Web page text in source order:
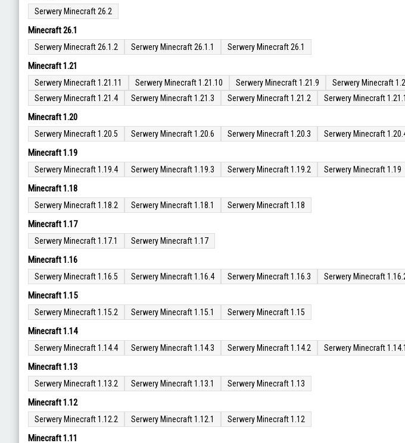
Serwery Minecraft 26.2
Minecraft 26.1
Serwery Minecraft 26.1.2 Serwery Minecraft 26.1.1 Serwery Minecraft 26.1
Minecraft 1.21
Serwery Minecraft 1.21.11 Serwery Minecraft 1.21.10 Serwery Minecraft 1.21.9 Serwery Minecraft
Serwery Minecraft 1.21.4
Serwery Minecraft 1.21.3 Serwery Minecraft 1.21.2 Serwery Minecraft 1.21.1
Minecraft 1.20
Serwery Minecraft 1.20.5 Serwery Minecraft 1.20.6 Serwery Minecraft 1.20.3 Serwery Minecraft
Minecraft 1.19
Serwery Minecraft 1.19.4 Serwery Minecraft 1.19.3 Serwery Minecraft 1.19.2 Serwery Minecraft 1.19
Minecraft 1.18
Serwery Minecraft 1.18.2 Serwery Minecraft 1.18.1 Serwery Minecraft 1.18
Minecraft 1.17
Serwery Minecraft 1.17.1 Serwery Minecraft 1.17
Minecraft 1.16
Serwery Minecraft 1.16.5 Serwery Minecraft 1.16.4 Serwery Minecraft 1.16.3 Serwery Minecraft
Minecraft 1.15
Serwery Minecraft 1.15.2 Serwery Minecraft 1.15.1 Serwery Minecraft 1.15
Minecraft 1.14
Serwery Minecraft 1.14.4 Serwery Minecraft 1.14.3 Serwery Minecraft 1.14.2 Serwery Minecraft 1.14.1
Minecraft 1.13
Serwery Minecraft 1.13.2 Serwery Minecraft 1.13.1 Serwery Minecraft 1.13
Minecraft 1.12
Serwery Minecraft 1.12.2 Serwery Minecraft 1.12.1 Serwery Minecraft 1.12
Minecraft 1.11